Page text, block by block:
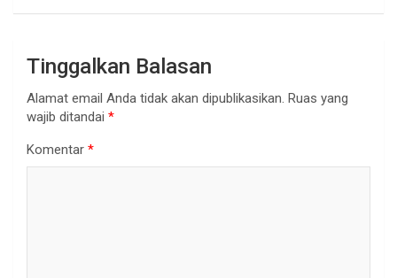
Tinggalkan Balasan
Alamat email Anda tidak akan dipublikasikan. Ruas yang
wajib ditandai *
Komentar *